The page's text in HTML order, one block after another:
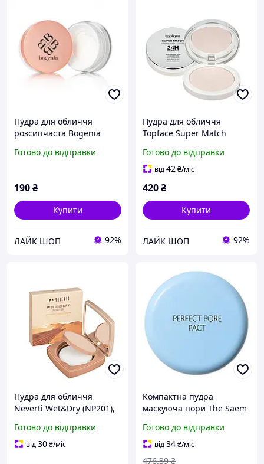
Пудра для обличчя
розсипчаста Bogenia
Готово до відправки
190₴
Купити
ЛАЙК ШОП 92%
Пудра для обличчя
Topface Super Match
10 г, 01 Light Porcelian
Готово до відправки
від42₴/міс
420₴
Купити
ЛАЙК ШОП 92%
Пудра для обличчя
Neverti Wet&Dry (NP201),
порцелянова
Готово до відправки
від30₴/міс
Компактна пудра
маскуюча пори The Saem
12 г (8806164128190)
Готово до відправки
від34₴/міс
476.39 ₴